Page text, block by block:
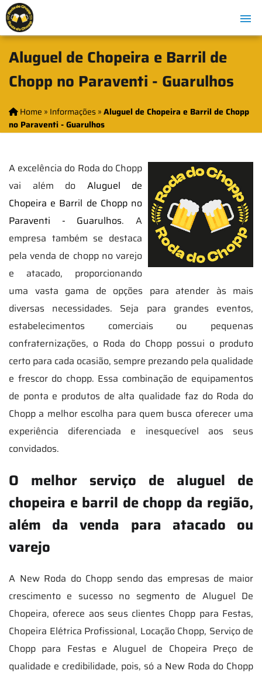
Aluguel de Chopeira e Barril de
Chopp no Paraventi - Guarulhos
Home » Informações»Aluguel de Chopeira e Barril de Chopp
no Paraventi - Guarulhos
A excelência do Roda do Chopp
vai além do Aluguel de
Chopeira e Barril de Chopp no
Paraventi - Guarulhos. A
empresa também se destaca
pela venda de chopp no varejo
e atacado, proporcionando
uma vasta gama de opções para atender às mais
diversas necessidades. Seja para grandes eventos,
estabelecimentos comerciais ou pequenas
confraternizações, o Roda do Chopp possui o produto
certo para cada ocasião, sempre prezando pela qualidade
e frescor do chopp. Essa combinação de equipamentos
de ponta e produtos de alta qualidade faz do Roda do
Chopp a melhor escolha para quem busca oferecer uma
experiência diferenciada e inesquecível aos seus
convidados.
O melhor serviço de aluguel de
chopeira e barril de chopp da região,
além da venda para atacado ou
varejo
A New Roda do Chopp sendo das empresas de maior
crescimento e sucesso no segmento de Aluguel De
Chopeira, oferece aos seus clientes Chopp para Festas,
Chopeira Elétrica Profissional, Locação Chopp, Serviço de
Chopp para Festas e Aluguel de Chopeira Preço de
qualidade e credibilidade, pois, só a New Roda do Chopp